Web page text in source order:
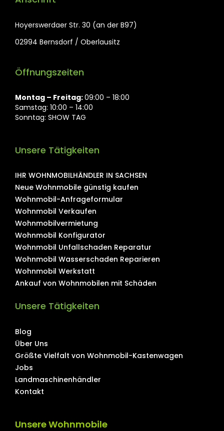
Hoyerswerdaer Str. 30 (an der B97)
02994 Bernsdorf / Oberlausitz
Öffnungszeiten
Montag ⁠– Freitag:09:00 – 18:00
Samstag: 10:00 – 14:00
Sonntag: SHOW TAG
Unsere Tätigkeiten
IHR WOHNMOBILHÄNDLER IN SACHSEN
Neue Wohnmobile günstig kaufen
Wohnmobil-Anfrageformular
Wohnmobil Verkaufen
Wohnmobilvermietung
Wohnmobil Konfigurator
Wohnmobil Unfallschaden Reparatur
Wohnmobil Wasserschaden Reparieren
Wohnmobil Werkstatt
Ankauf von Wohnmobilen mit Schäden
Unsere Tätigkeiten
Blog
Über Uns
Größte Vielfalt von Wohnmobil-Kastenwagen
Jobs
Landmaschinenhändler
Kontakt
Unsere Wohnmobile